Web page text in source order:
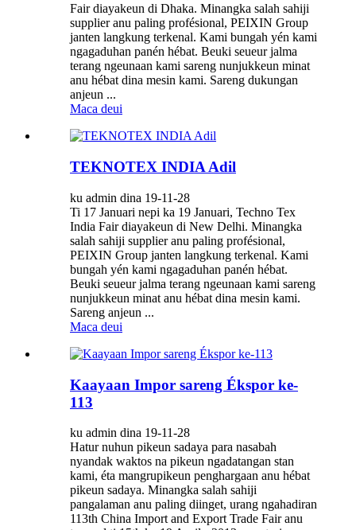
Fair diayakeun di Dhaka. Minangka salah sahiji
supplier anu paling profésional, PEIXIN Group
janten langkung terkenal. Kami bungah yén kami
ngagaduhan panén hébat. Beuki seueur jalma
terang ngeunaan kami sareng nunjukkeun minat
anu hébat dina mesin kami. Sareng dukungan
anjeun ...
Maca deui
TEKNOTEX INDIA Adil
ku admin dina 19-11-28
Ti 17 Januari nepi ka 19 Januari, Techno Tex
India Fair diayakeun di New Delhi. Minangka
salah sahiji supplier anu paling profésional,
PEIXIN Group janten langkung terkenal. Kami
bungah yén kami ngagaduhan panén hébat.
Beuki seueur jalma terang ngeunaan kami sareng
nunjukkeun minat anu hébat dina mesin kami.
Sareng anjeun ...
Maca deui
Kaayaan Impor sareng Ékspor ke-
113
ku admin dina 19-11-28
Hatur nuhun pikeun sadaya para nasabah
nyandak waktos na pikeun ngadatangan stan
kami, éta mangrupikeun penghargaan anu hébat
pikeun sadaya. Minangka salah sahiji
pangalaman anu paling diinget, urang ngahadiran
113th China Import and Export Trade Fair anu